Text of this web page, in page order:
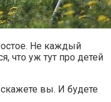
Не каждый
что уж тут про детей
вы. И будете